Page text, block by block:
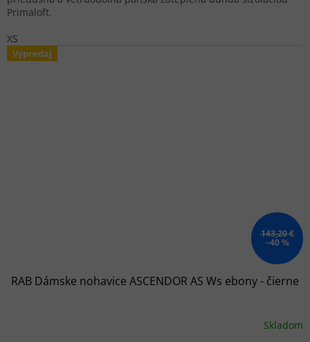
Primaloft.
XS
Výpredaj
143,20 €
–40 %
RAB Dámske nohavice ASCENDOR AS Ws ebony - čierne
Skladom